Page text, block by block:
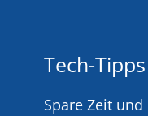
Tech-
Spare Zeit